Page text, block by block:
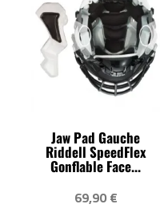
Jaw Pad Gauche
Riddell SpeedFlex
Gonflable Face...
69,90 €